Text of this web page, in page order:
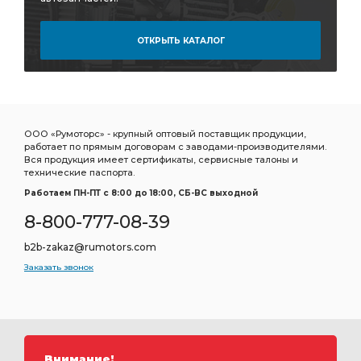
ОТКРЫТЬ КАТАЛОГ
ООО «Румоторс» - крупный оптовый поставщик продукции,
работает по прямым договорам с заводами-производителями.
Вся продукция имеет сертификаты, сервисные талоны и
технические паспорта.
Работаем ПН-ПТ c 8:00 до 18:00, СБ-ВС выходной
8-800-777-08-39
b2b-zakaz@rumotors.com
Заказать звонок